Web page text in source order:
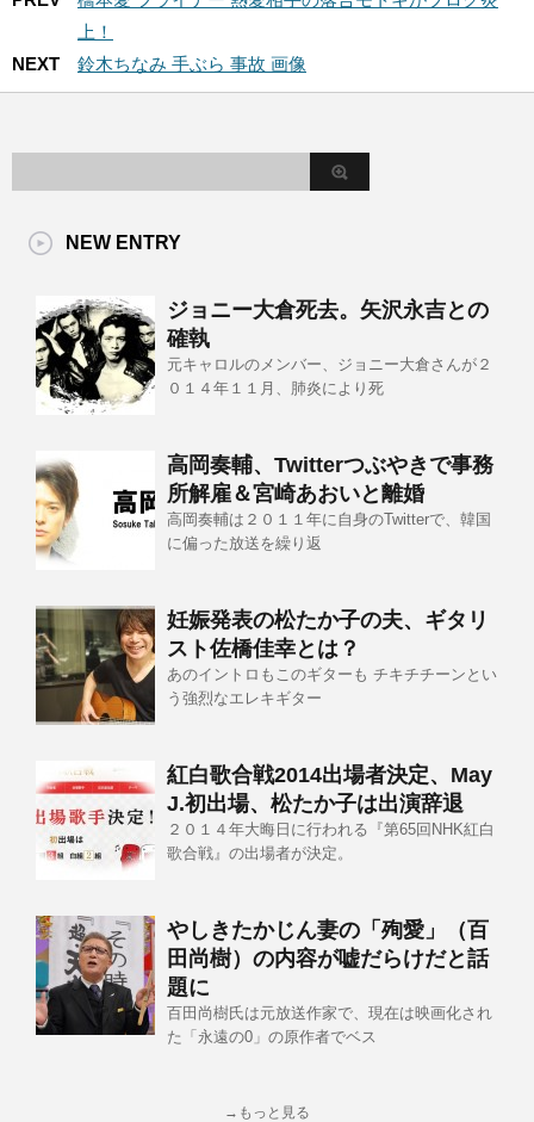
上！
NEXT
鈴木ちなみ 手ぶら 事故 画像
NEW ENTRY
ジョニー大倉死去。矢沢永吉との
確執
元キャロルのメンバー、ジョニー大倉さんが２
０１４年１１月、肺炎により死
高岡奏輔、Twitterつぶやきで事務
所解雇＆宮崎あおいと離婚
高岡奏輔は２０１１年に自身のTwitterで、韓国
に偏った放送を繰り返
妊娠発表の松たか子の夫、ギタリ
スト佐橋佳幸とは？
あのイントロもこのギターも チキチチーンとい
う強烈なエレキギター
紅白歌合戦2014出場者決定、May
J.初出場、松たか子は出演辞退
２０１４年大晦日に行われる『第65回NHK紅白
歌合戦』の出場者が決定。
やしきたかじん妻の「殉愛」（百
田尚樹）の内容が嘘だらけだと話
題に
百田尚樹氏は元放送作家で、現在は映画化され
た「永遠の0」の原作者でベス
→もっと見る